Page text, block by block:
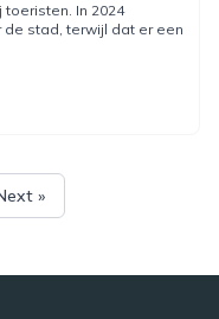
In 2024
stad, terwijl dat er een
»